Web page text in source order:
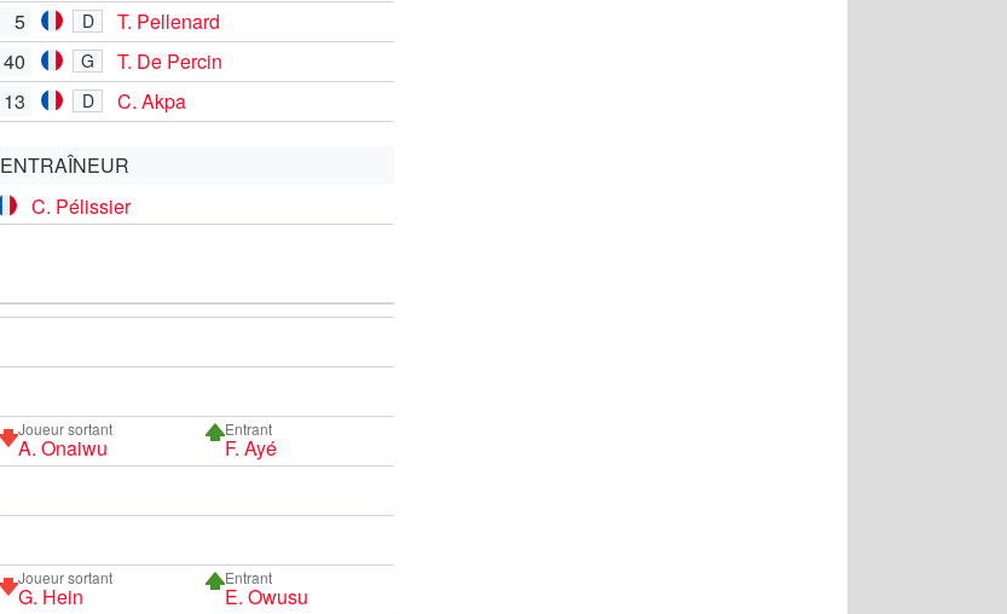
5 D
T. Pellenard
40
G
T. De Percin
13
D C. Akpa
ENTRAÎNEUR
C. Pélissier
Joueur sortant
A. Onaiwu
Entrant
F. Ayé
Joueur sortant
G. Hein
Entrant
E. Owusu